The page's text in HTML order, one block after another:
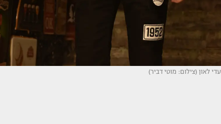
עדי לאון (צילום: מוטי דביר)